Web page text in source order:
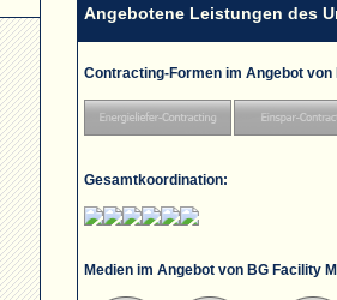
Angebotene Leistungen des
Contracting-Formen im Angebot
Gesamtkoordination:
Medien im Angebot von BG Facility